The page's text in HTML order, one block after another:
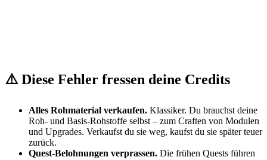
⚠️ Diese Fehler fressen deine Credits
Alles Rohmaterial verkaufen. Klassiker. Du brauchst deine
Roh- und Basis-Rohstoffe selbst – zum Craften von Modulen
und Upgrades. Verkaufst du sie weg, kaufst du sie später teuer
zurück.
Quest-Belohnungen verprassen. Die frühen Quests führen